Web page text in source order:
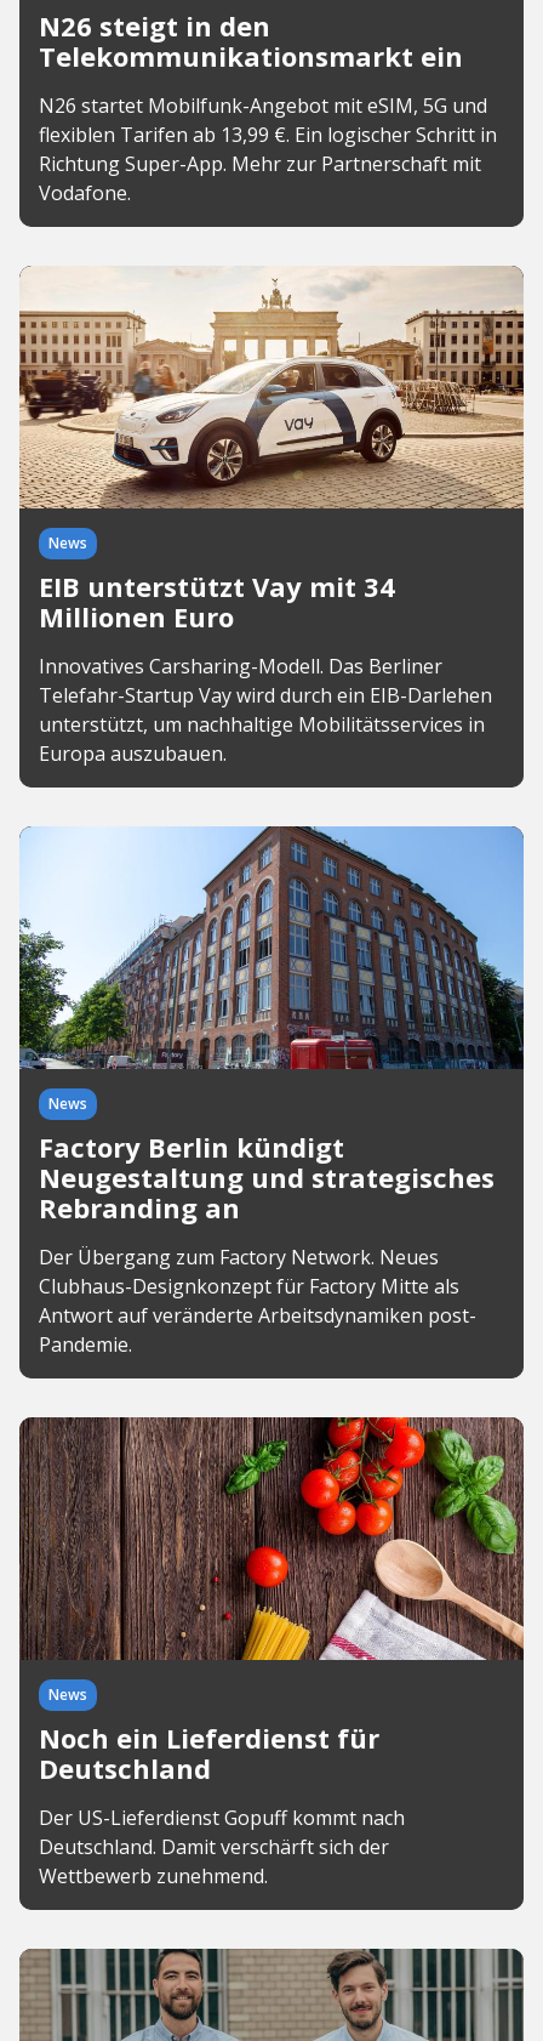
N26 steigt in den
Telekommunikationsmarkt ein
N26 startet Mobilfunk-Angebot mit eSIM, 5G und
flexiblen Tarifen ab 13,99 €. Ein logischer Schritt in
Richtung Super-App. Mehr zur Partnerschaft mit
Vodafone.
News
EIB unterstützt Vay mit 34
Millionen Euro
Innovatives Carsharing-Modell. Das Berliner
Telefahr-Startup Vay wird durch ein EIB-Darlehen
unterstützt, um nachhaltige Mobilitätsservices in
Europa auszubauen.
News
Factory Berlin kündigt
Neugestaltung und strategisches
Rebranding an
Der Übergang zum Factory Network. Neues
Clubhaus-Designkonzept für Factory Mitte als
Antwort auf veränderte Arbeitsdynamiken post-
Pandemie.
News
Noch ein Lieferdienst für
Deutschland
Der US-Lieferdienst Gopuff kommt nach
Deutschland. Damit verschärft sich der
Wettbewerb zunehmend.